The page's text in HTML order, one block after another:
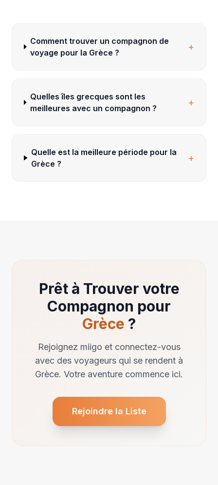
Comment trouver un compagnon de
voyage pour la Grèce ?
+
Quelles îles grecques sont les
meilleures avec un compagnon ?
+
Quelle est la meilleure période pour la
Grèce ?
+
Prêt à Trouver votre
Compagnon pour
Grèce ?
Rejoignez miigo et connectez-vous
avec des voyageurs qui se rendent à
Grèce. Votre aventure commence ici.
Rejoindre la Liste